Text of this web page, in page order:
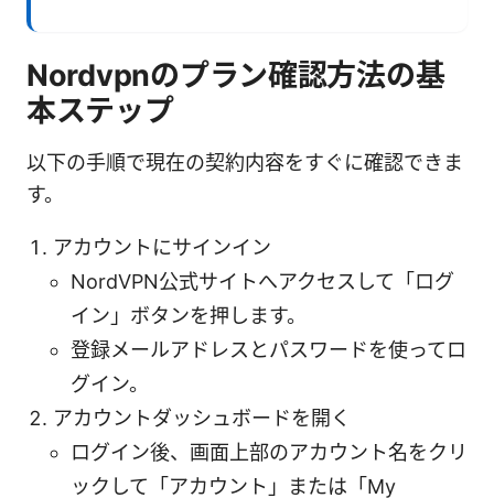
Nordvpnのプラン確認方法の基
本ステップ
以下の手順で現在の契約内容をすぐに確認できま
す。
アカウントにサインイン
NordVPN公式サイトへアクセスして「ログ
イン」ボタンを押します。
登録メールアドレスとパスワードを使ってロ
グイン。
アカウントダッシュボードを開く
ログイン後、画面上部のアカウント名をクリ
ックして「アカウント」または「My